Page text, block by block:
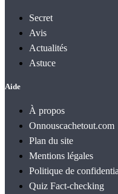
Secret
Avis
Actualités
Astuce
Aide
À propos
Onnouscachetout.com
Plan du site
Mentions légales
Politique de
Quiz Fact‑checking